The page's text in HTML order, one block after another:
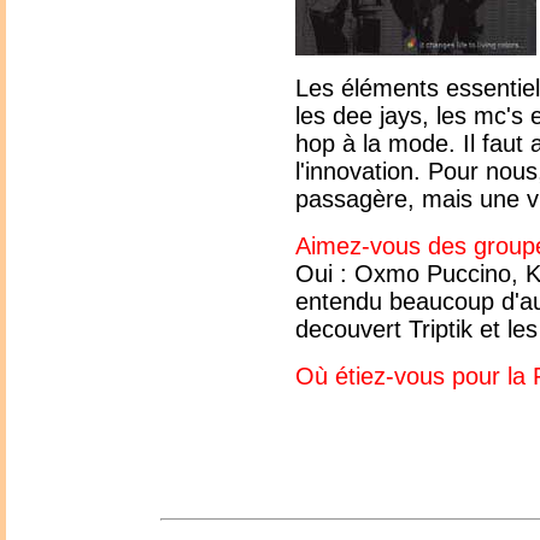
Les éléments
les dee jays, les mc's
hop à la mode. Il faut
l'innovation. Pour
passagère, mais une
Aimez-vous des
Oui : Oxmo Puccino,
entendu beaucoup
decouvert Triptik et
Où étiez-vous pour la